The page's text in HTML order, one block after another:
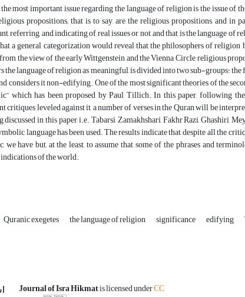
most important issue regarding the language of religion is the issue of
propositions; that is to say, are the religious propositions, and in
referring, and indicating of real issues or not, and that is the language
a general categorization would reveal that the philosophers of
the view of the early Wittgenstein and the Vienna Circle, religious
the language of religion as meaningful, is divided into two sub-groups:
considers it non-edifying. One of the most significant theories of the
which has been proposed by Paul Tillich. In this paper, following
critiques leveled against it, a number of verses in the Quran will be
discussed in this paper, i.e. Tabarsi, Zamakhshari, Fakhr Razi, Ghashiri,
language has been used. The results indicate that, despite all the
we have but, at the least, to assume that some of the phrases and
of the world.
Quranic exegetes the language of religion significance edifying
Journal of Isra Hikmatis licensed underCC